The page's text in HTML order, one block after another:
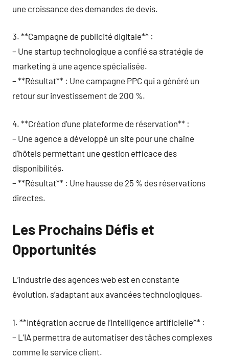
une croissance des demandes de devis.
3. **Campagne de publicité digitale** :
– Une startup technologique a confié sa stratégie de
marketing à une agence spécialisée.
– **Résultat** : Une campagne PPC qui a généré un
retour sur investissement de 200 %.
4. **Création d’une plateforme de réservation** :
– Une agence a développé un site pour une chaîne
d’hôtels permettant une gestion efficace des
disponibilités.
– **Résultat** : Une hausse de 25 % des réservations
directes.
Les Prochains Défis et
Opportunités
L’industrie des agences web est en constante
évolution, s’adaptant aux avancées technologiques.
1. **Intégration accrue de l’intelligence artificielle** :
– L’IA permettra de automatiser des tâches complexes
comme le service client.